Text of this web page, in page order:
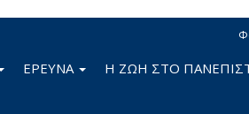
ΕΡΕΥΝΑ Η ΖΩΗ ΣΤΟ